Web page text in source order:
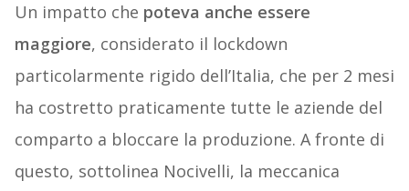
Un impatto che poteva anche essere
maggiore, considerato il lockdown
particolarmente rigido dell’Italia, che per 2 mesi
ha costretto praticamente tutte le aziende del
comparto a bloccare la produzione. A fronte di
questo, sottolinea Nocivelli, la meccanica